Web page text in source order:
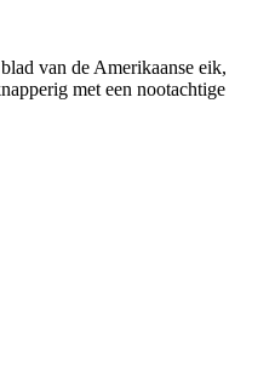
van de Amerikaanse eik,
met een nootachtige